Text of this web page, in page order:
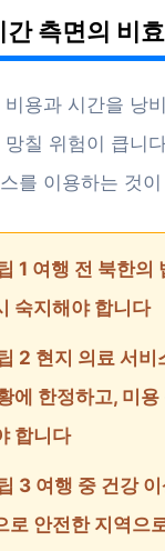
측면의 비
용과 시간을 낭
칠 위험이 큽니
를 이용하는 것
1 여행 전 북한의
숙지해야 합니다
2 현지 의료 서비
에 한정하고, 미
합니다
3 여행 중 건강
로 안전한 지역으